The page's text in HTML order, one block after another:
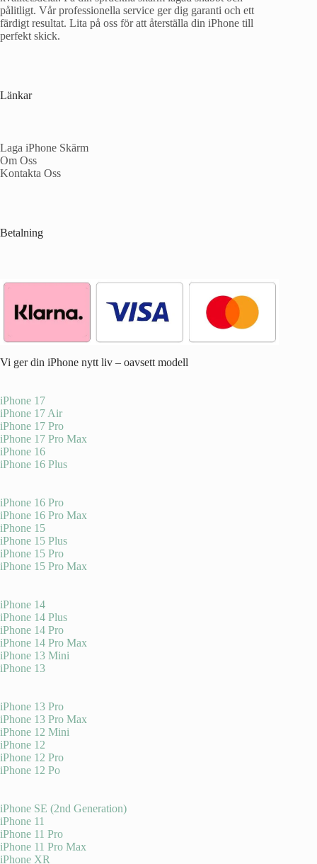
pålitligt. Vår professionella service ger dig garanti och ett
färdigt resultat. Lita på oss för att återställa din iPhone till
perfekt skick.
Länkar
Laga iPhone Skärm
Om Oss
Kontakta Oss
Betalning
Vi ger din iPhone nytt liv – oavsett modell
iPhone 17
iPhone 17 Air
iPhone 17 Pro
iPhone 17 Pro Max
iPhone 16
iPhone 16 Plus
iPhone 16 Pro
iPhone 16 Pro Max
iPhone 15
iPhone 15 Plus
iPhone 15 Pro
iPhone 15 Pro Max
iPhone 14
iPhone 14 Plus
iPhone 14 Pro
iPhone 14 Pro Max
iPhone 13 Mini
iPhone 13
iPhone 13 Pro
iPhone 13 Pro Max
iPhone 12 Mini
iPhone 12
iPhone 12 Pro
iPhone 12 Po
iPhone SE (2nd Generation)
iPhone 11
iPhone 11 Pro
iPhone 11 Pro Max
iPhone XR